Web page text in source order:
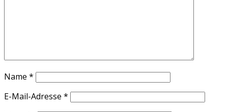
Name *
E-Mail-Adresse *